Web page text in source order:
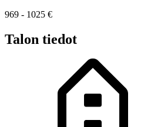
969 - 1025 €
Talon tiedot